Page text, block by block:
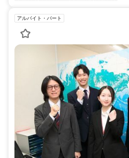
アルバイト・パート